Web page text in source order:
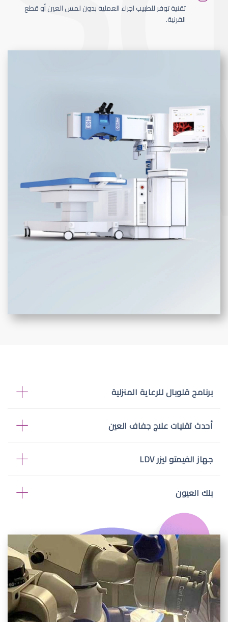
تقنية توفر للطبيب اجراء العملية بدون لمس العين أو قطع
القرنية.
برنامج قلوبال للرعاية المنزلية
أحدث تقنيات علاج جفاف العين
جهاز الفيمتو ليزر LDV
بنك العيون